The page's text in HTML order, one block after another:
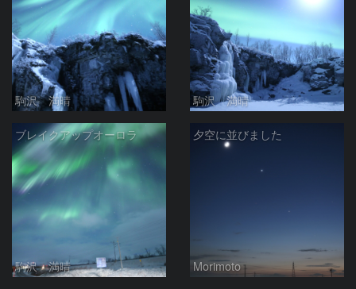
駒沢 満晴 駒沢 満晴
ブレイクアップオーロラ
駒沢 満晴
夕空に並びました
Morimoto